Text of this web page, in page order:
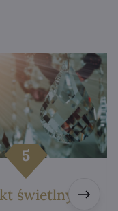
świetlny